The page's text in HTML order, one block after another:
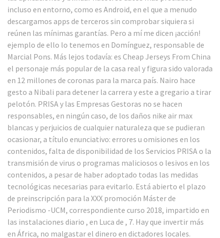
incluso en entorno, como es Android, en el que a menudo
descargamos apps de terceros sin comprobar siquiera si
reúnen las mínimas garantías. Pero a mí me dicen ¡acción!
ejemplo de ello lo tenemos en Domínguez, responsable de
Marcial Pons. Más lejos todavía: es Cheap Jerseys From China
el personaje más popular de la casa real y figura sido valorada
en 12 millones de coronas para la marca país. Nairo hace
gesto a Nibali para detener la carrera y este a gregario a tirar
pelotón. PRISA y las Empresas Gestoras no se hacen
responsables, en ningún caso, de los daños nike air max
blancas y perjuicios de cualquier naturaleza que se pudieran
ocasionar, a título enunciativo: errores u omisiones en los
contenidos, falta de disponibilidad de los Servicios PRISA o la
transmisión de virus o programas maliciosos o lesivos en los
contenidos, a pesar de haber adoptado todas las medidas
tecnológicas necesarias para evitarlo. Está abierto el plazo
de preinscripción para la XXX promoción Máster de
Periodismo -UCM, correspondiente curso 2018, impartido en
las instalaciones diario , en Luca de , 7. Hay que invertir más
en África, no malgastar el dinero en dictadores locales.